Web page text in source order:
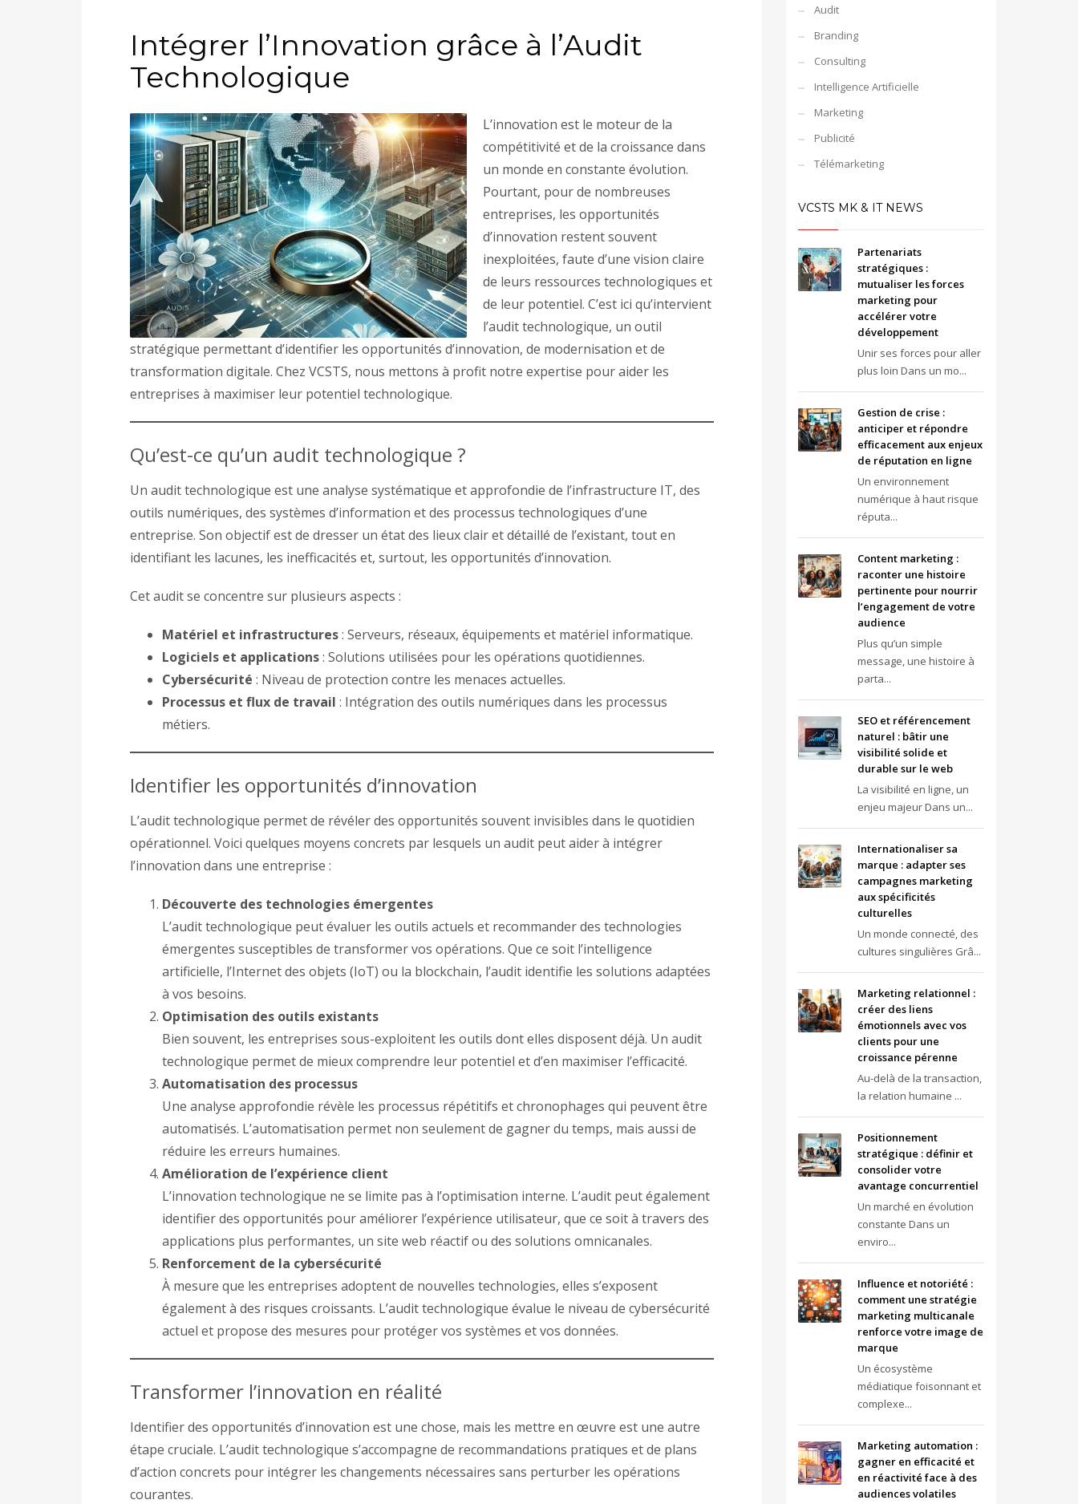
Intégrer l’Innovation grâce à l’Audit
Technologique
L’innovation est le moteur de la
compétitivité et de la croissance dans
un monde en constante évolution.
Pourtant, pour de nombreuses
entreprises, les opportunités
d’innovation restent souvent
inexploitées, faute d’une vision claire
de leurs ressources technologiques et
de leur potentiel. C’est ici qu’intervient
l’audit technologique, un outil
stratégique permettant d’identifier les opportunités d’innovation, de modernisation et de
transformation digitale. Chez VCSTS, nous mettons à profit notre expertise pour aider les
entreprises à maximiser leur potentiel technologique.
Qu’est-ce qu’un audit technologique ?
Un audit technologique est une analyse systématique et approfondie de l’infrastructure IT, des
outils numériques, des systèmes d’information et des processus technologiques d’une
entreprise. Son objectif est de dresser un état des lieux clair et détaillé de l’existant, tout en
identifiant les lacunes, les inefficacités et, surtout, les opportunités d’innovation.
Cet audit se concentre sur plusieurs aspects :
Matériel et infrastructures: Serveurs, réseaux, équipements et matériel informatique.
Logiciels et applications: Solutions utilisées pour les opérations quotidiennes.
Cybersécurité : Niveau de protection contre les menaces actuelles.
Processus et flux de travail : Intégration des outils numériques dans les processus
métiers.
Identifier les opportunités d’innovation
L’audit technologique permet de révéler des opportunités souvent invisibles dans le quotidien
opérationnel. Voici quelques moyens concrets par lesquels un audit peut aider à intégrer
l’innovation dans une entreprise :
Découverte des technologies émergentes
L’audit technologique peut évaluer les outils actuels et recommander des technologies
émergentes susceptibles de transformer vos opérations. Que ce soit l’intelligence
artificielle, l’Internet des objets (IoT) ou la blockchain, l’audit identifie les solutions adaptées
à vos besoins.
Optimisation des outils existants
Bien souvent, les entreprises sous-exploitent les outils dont elles disposent déjà. Un audit
technologique permet de mieux comprendre leur potentiel et d’en maximiser l’efficacité.
Automatisation des processus
Une analyse approfondie révèle les processus répétitifs et chronophages qui peuvent être
automatisés. L’automatisation permet non seulement de gagner du temps, mais aussi de
réduire les erreurs humaines.
Amélioration de l’expérience client
L’innovation technologique ne se limite pas à l’optimisation interne. L’audit peut également
identifier des opportunités pour améliorer l’expérience utilisateur, que ce soit à travers des
applications plus performantes, un site web réactif ou des solutions omnicanales.
Renforcement de la cybersécurité
À mesure que les entreprises adoptent de nouvelles technologies, elles s’exposent
également à des risques croissants. L’audit technologique évalue le niveau de cybersécurité
actuel et propose des mesures pour protéger vos systèmes et vos données.
Transformer l’innovation en réalité
Identifier des opportunités d’innovation est une chose, mais les mettre en œuvre est une autre
étape cruciale. L’audit technologique s’accompagne de recommandations pratiques et de plans
d’action concrets pour intégrer les changements nécessaires sans perturber les opérations
courantes.
Audit
Branding
Consulting
Intelligence Artificielle
Marketing
Publicité
Télémarketing
VCSTS MK & IT NEWS
Partenariats
stratégiques :
mutualiser les forces
marketing pour
accélérer votre
développement
Unir ses forces pour aller
plus loin Dans un mo...
Gestion de crise :
anticiper et répondre
efficacement aux enjeux
de réputation en ligne
Un environnement
numérique à haut risque
réputa...
Content marketing :
raconter une histoire
pertinente pour nourrir
l’engagement de votre
audience
Plus qu’un simple
message, une histoire à
parta...
SEO et référencement
naturel : bâtir une
visibilité solide et
durable sur le web
La visibilité en ligne, un
enjeu majeur Dans un...
Internationaliser sa
marque : adapter ses
campagnes marketing
aux spécificités
culturelles
Un monde connecté, des
cultures singulières Grâ...
Marketing relationnel :
créer des liens
émotionnels avec vos
clients pour une
croissance pérenne
Au-delà de la transaction,
la relation humaine ...
Positionnement
stratégique : définir et
consolider votre
avantage concurrentiel
Un marché en évolution
constante Dans un
enviro...
Influence et notoriété :
comment une stratégie
marketing multicanale
renforce votre image de
marque
Un écosystème
médiatique foisonnant et
complexe...
Marketing automation :
gagner en efficacité et
en réactivité face à des
audiences volatiles